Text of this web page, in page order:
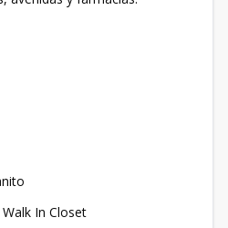
In Closet